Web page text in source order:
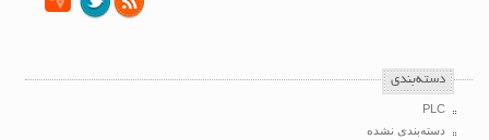
‌دسته‌بندی
PLC
دسته‌بندی نشده